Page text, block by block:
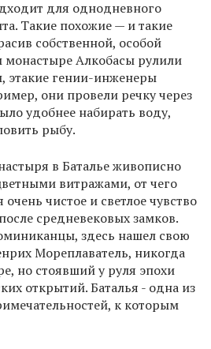
для однодневного
Такие похожие — и такие
собственной, особой
монастыре Алкобасы рулили
этакие гении-инженеры
они провели речку через
удобнее набирать воду,
рыбу.
в Баталье живописно
витражами, от чего
очень чистое и светлое чувство
средневековых замков.
здесь нашел свою
Мореплаватель, никогда
но стоявший у руля эпохи
открытий. Баталья - одна из
к которым